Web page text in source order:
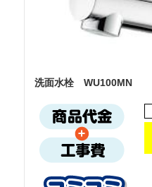
洗面水栓 WU100MN